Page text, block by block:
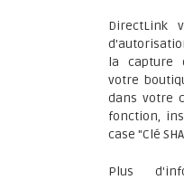
DirectLink
la capture
votre
dans votre
fonction,
case "Clé
Plus